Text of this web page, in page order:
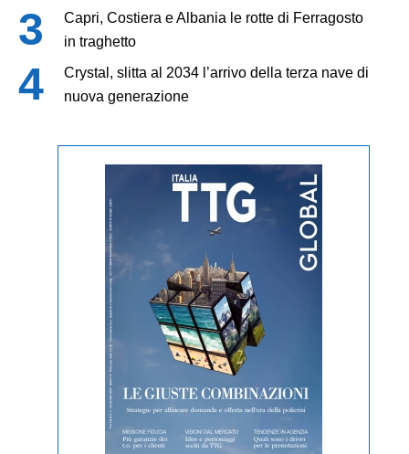
Capri, Costiera e Albania le rotte di Ferragosto
in traghetto
Crystal, slitta al 2034 l’arrivo della terza nave di
nuova generazione